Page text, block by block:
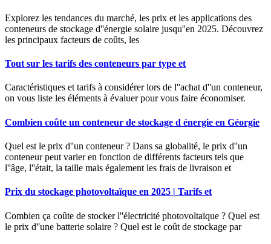
Explorez les tendances du marché, les prix et les applications des
conteneurs de stockage d''énergie solaire jusqu''en 2025. Découvrez
les principaux facteurs de coûts, les
Tout sur les tarifs des conteneurs par type et
Caractéristiques et tarifs à considérer lors de l''achat d''un conteneur,
on vous liste les éléments à évaluer pour vous faire économiser.
Combien coûte un conteneur de stockage d énergie en Géorgie
Quel est le prix d''un conteneur ? Dans sa globalité, le prix d''un
conteneur peut varier en fonction de différents facteurs tels que
l''âge, l''était, la taille mais également les frais de livraison et
Prix du stockage photovoltaïque en 2025 | Tarifs et
Combien ça coûte de stocker l''électricité photovoltaïque ? Quel est
le prix d''une batterie solaire ? Quel est le coût de stockage par